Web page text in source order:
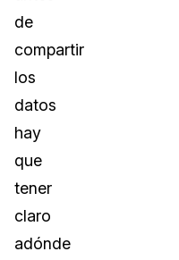
de
compartir
los
datos
hay
que
tener
claro
adónde